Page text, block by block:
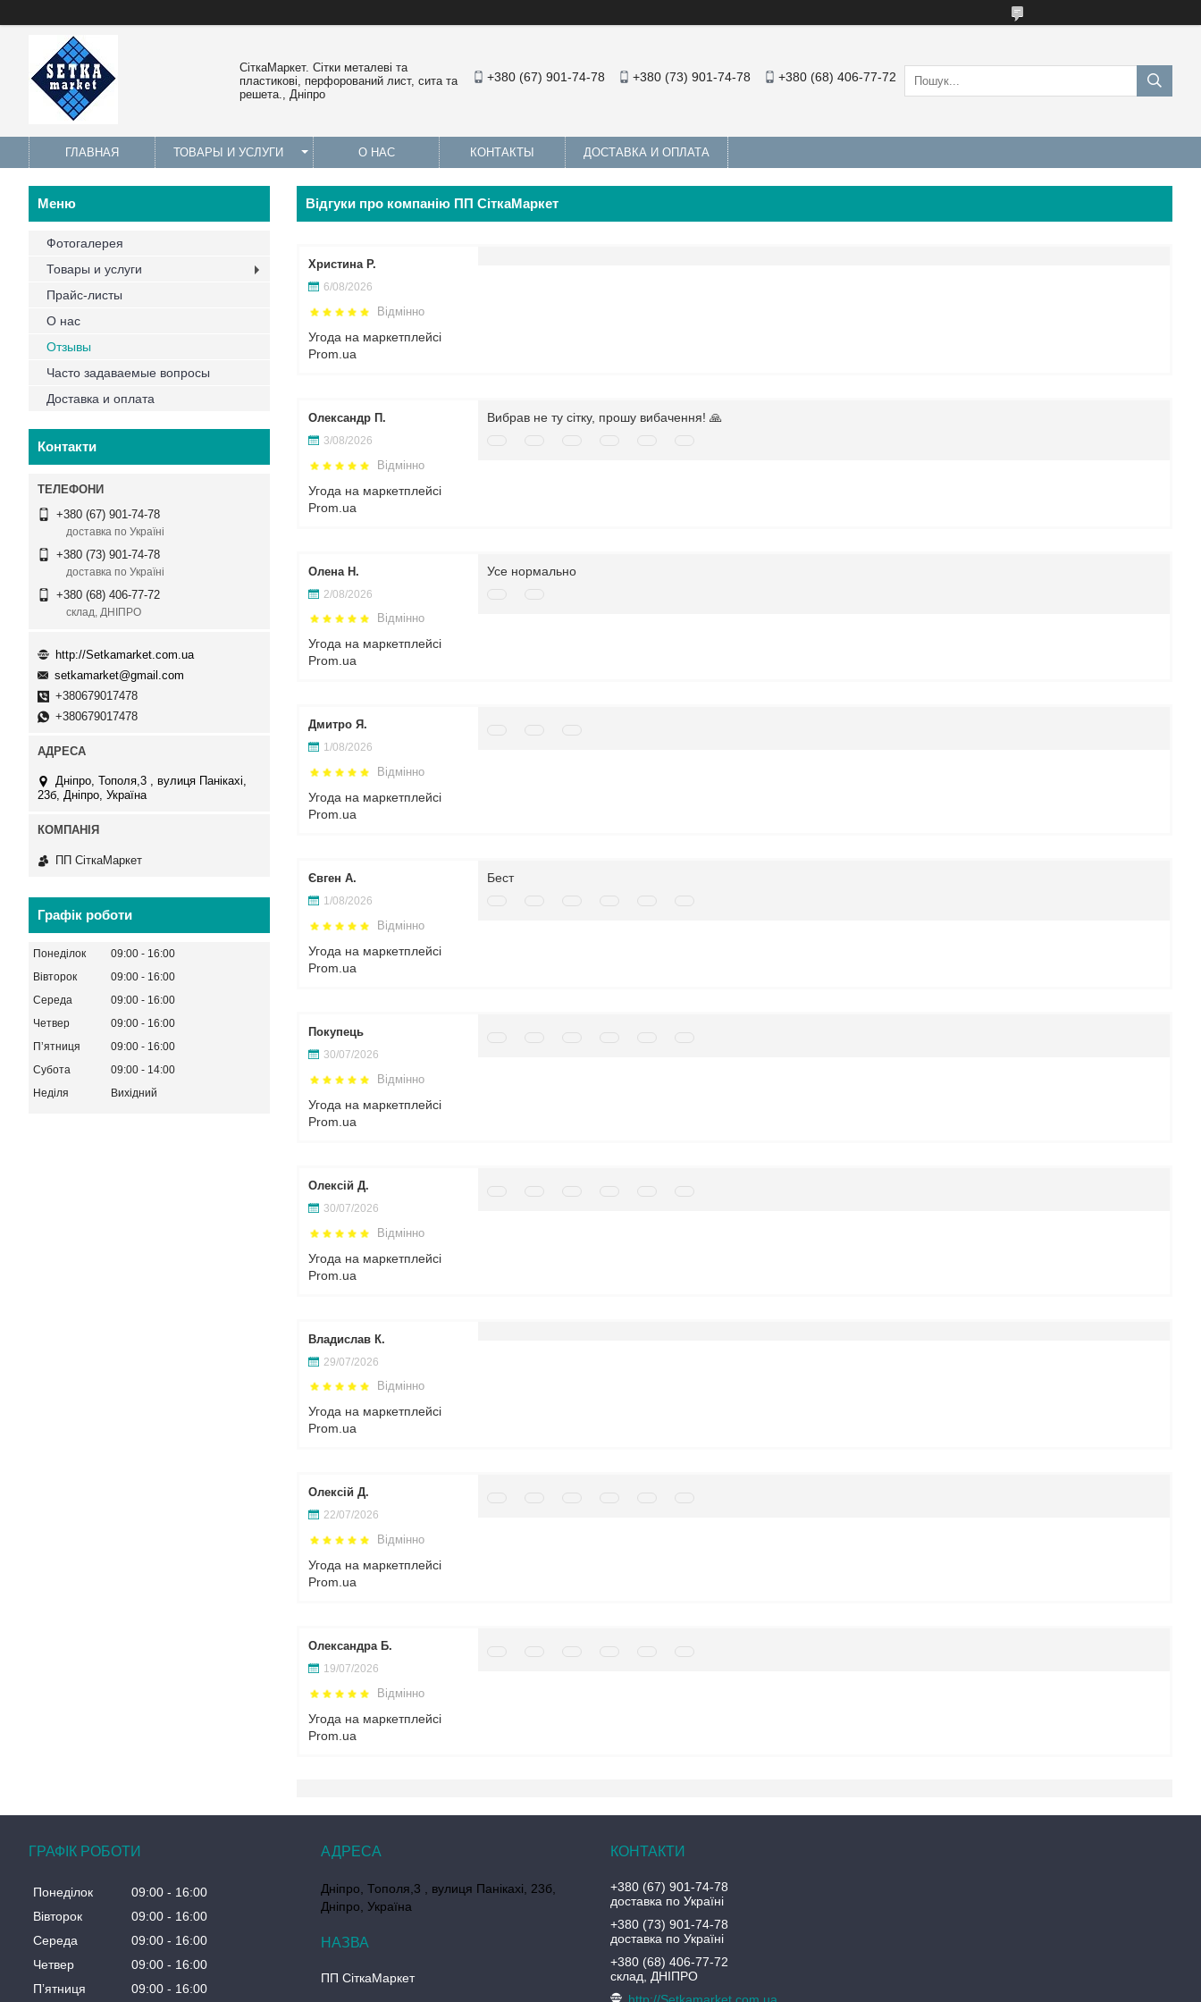
СіткаМаркет. Cітки металеві та
пластикові, перфорований лист, сита та
решета., Дніпро
+380 (67) 901-74-78 +380 (73) 901-74-78 +380 (68) 406-77-72
ГЛАВНАЯ ТОВАРЫ И УСЛУГИ О НАС КОНТАКТЫ ДОСТАВКА И ОПЛАТА
Відгуки про компанію ПП СіткаМаркет
Христина Р.
6/08/2026
Відмінно
Угода на маркетплейсі
Prom.ua
Олександр П.
3/08/2026
Відмінно
Угода на маркетплейсі
Prom.ua
Вибрав не ту сітку, прошу вибачення! 🙏
Олена Н.
2/08/2026
Відмінно
Угода на маркетплейсі
Prom.ua
Усе нормально
Дмитро Я.
1/08/2026
Відмінно
Угода на маркетплейсі
Prom.ua
Євген А.
1/08/2026
Відмінно
Угода на маркетплейсі
Prom.ua
Бест
Покупець
30/07/2026
Відмінно
Угода на маркетплейсі
Prom.ua
Олексій Д.
30/07/2026
Відмінно
Угода на маркетплейсі
Prom.ua
Владислав К.
29/07/2026
Відмінно
Угода на маркетплейсі
Prom.ua
Олексій Д.
22/07/2026
Відмінно
Угода на маркетплейсі
Prom.ua
Олександра Б.
19/07/2026
Відмінно
Угода на маркетплейсі
Prom.ua
Фотогалерея
Товары и услуги
Прайс-листы
О нас
Отзывы
Часто задаваемые вопросы
Доставка и оплата
Контакти
+380 (67) 901-74-78
доставка по Україні
+380 (73) 901-74-78
доставка по Україні
+380 (68) 406-77-72
склад, ДНІПРО
http://Setkamarket.com.ua
setkamarket@gmail.com
+380679017478
+380679017478
Дніпро, Тополя,3 , вулиця Панікахі,
23б, Дніпро, Україна
ПП СіткаМаркет
Графік роботи
Понеділок 09:00
16:00
Вівторок
09:00
16:00
Середа
09:00
16:00
Четвер
09:00
16:00
Пʼятниця
09:00
16:00
Субота
09:00
14:00
Неділя
Вихідний
ГРАФІК РОБОТИ
Понеділок 09:00
16:00
Вівторок
09:00
16:00
Середа
09:00
16:00
Четвер
09:00
16:00
Пʼятниця
09:00 16:00
Дніпро, Тополя,3 , вулиця Панікахі, 23б,
Дніпро, Україна
ПП СіткаМаркет
+380 (67) 901-74-78
доставка по Україні
+380 (73) 901-74-78
доставка по Україні
+380 (68) 406-77-72
склад, ДНІПРО